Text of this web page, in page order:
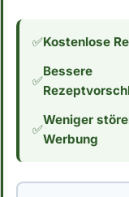
daher am
konzentrieren
diese
Daten
Fehler wird
✅Kostenlose
✅
Bessere
✅
Weniger
Werbung